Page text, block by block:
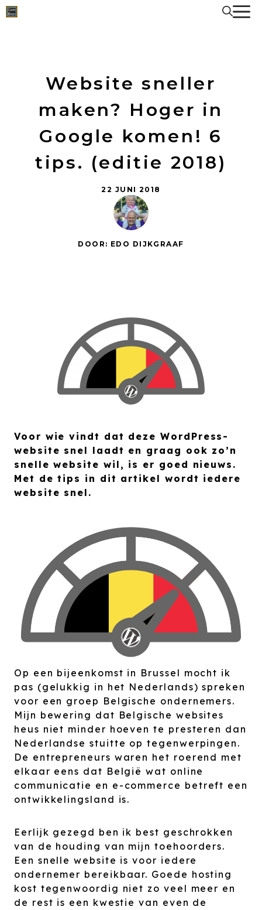
Spring
naar
Website sneller
maken? Hoger in
Google komen! 6
tips. (editie 2018)
22 JUNI 2018
DOOR: EDO DIJKGRAAF
Voor wie vindt dat deze WordPress-
website snel laadt en graag ook zo’n
snelle website wil, is er goed nieuws.
Met de tips in dit artikel wordt iedere
website snel.
Op een bijeenkomst in Brussel mocht ik
pas (gelukkig in het Nederlands) spreken
voor een groep Belgische ondernemers.
Mijn bewering dat Belgische websites
heus niet minder hoeven te presteren dan
Nederlandse stuitte op tegenwerpingen.
De entrepreneurs waren het roerend met
elkaar eens dat België wat online
communicatie en e-commerce betreft een
ontwikkelingsland is.
Eerlijk gezegd ben ik best geschrokken
van de houding van mijn toehoorders.
Een snelle website is voor iedere
ondernemer bereikbaar. Goede hosting
kost tegenwoordig niet zo veel meer en
de rest is een kwestie van even de